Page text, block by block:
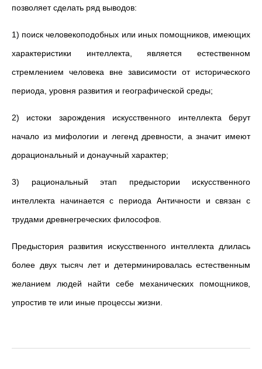
позволяет сделать ряд выводов:
1) поиск человекоподобных или иных помощников, имеющих
характеристики интеллекта, является естественном
стремлением человека вне зависимости от исторического
периода, уровня развития и географической среды;
2) истоки зарождения искусственного интеллекта берут
начало из мифологии и легенд древности, а значит имеют
дорациональный и донаучный характер;
3) рациональный этап предыстории искусственного
интеллекта начинается с периода Античности и связан с
трудами древнегреческих философов.
Предыстория развития искусственного интеллекта длилась
более двух тысяч лет и детерминировалась естественным
желанием людей найти себе механических помощников,
упростив те или иные процессы жизни.